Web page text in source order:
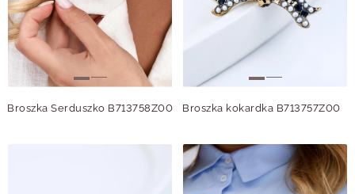
Broszka Serduszko B713758Z00 Broszka kokardka B713757Z00